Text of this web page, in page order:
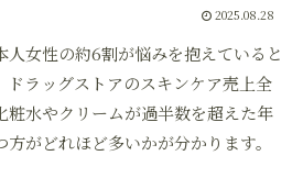
2025.08.28
人女性の約6割が悩みを抱えていると
ドラッグストアのスキンケア売上全
粧水やクリームが過半数を超えた年
がどれほど多いかが分かります。